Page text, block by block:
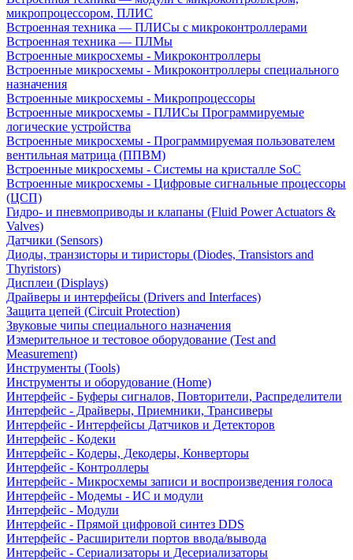
микропроцессором, ПЛИС
Встроенная техника — ПЛИСы с микроконтроллерами
Встроенная техника — ПЛМы
Встроенные микросхемы - Микроконтроллеры
Встроенные микросхемы - Микроконтроллеры специального
назначения
Встроенные микросхемы - Микропроцессоры
Встроенные микросхемы - ПЛИСы Программируемые
логические устройства
Встроенные микросхемы - Программируемая пользователем
вентильная матрица (ППВМ)
Встроенные микросхемы - Системы на кристалле SoC
Встроенные микросхемы - Цифровые сигнальные процессоры
(ЦСП)
Гидро- и пневмоприводы и клапаны (Fluid Power Actuators &
Valves)
Датчики (Sensors)
Диоды, транзисторы и тиристоры (Diodes, Transistors and
Thyristors)
Дисплеи (Displays)
Драйверы и интерфейсы (Drivers and Interfaces)
Защита цепей (Circuit Protection)
Звуковые чипы специального назначения
Измерительное и тестовое оборудование (Test and
Measurement)
Инструменты (Tools)
Инструменты и оборудование (Home)
Интерфейс - Буферы сигналов, Повторители, Распределители
Интерфейс - Драйверы, Приемники, Трансиверы
Интерфейс - Интерфейсы Датчиков и Детекторов
Интерфейс - Кодеки
Интерфейс - Кодеры, Декодеры, Конверторы
Интерфейс - Контроллеры
Интерфейс - Микросхемы записи и воспроизведения голоса
Интерфейс - Модемы - ИС и модули
Интерфейс - Модули
Интерфейс - Прямой цифровой синтез DDS
Интерфейс - Расширители портов ввода/вывода
Интерфейс - Сериализаторы и Десериализаторы